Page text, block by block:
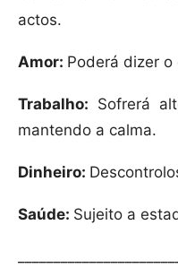
actos.
Amor: Poderá dizer o
Trabalho: Sofrerá
mantendo a calma.
Dinheiro:
Saúde: Sujeito a